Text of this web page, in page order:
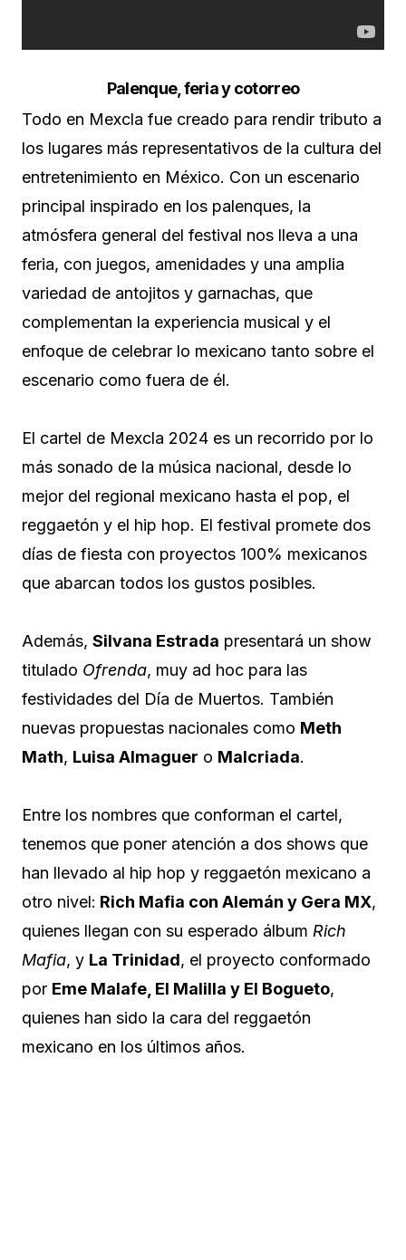
Palenque, feria y cotorreo
Todo en Mexcla fue creado para rendir tributo a
los lugares más representativos de la cultura del
entretenimiento en México. Con un escenario
principal inspirado en los palenques, la
atmósfera general del festival nos lleva a una
feria, con juegos, amenidades y una amplia
variedad de antojitos y garnachas, que
complementan la experiencia musical y el
enfoque de celebrar lo mexicano tanto sobre el
escenario como fuera de él.
El cartel de Mexcla 2024 es un recorrido por lo
más sonado de la música nacional, desde lo
mejor del regional mexicano hasta el pop, el
reggaetón y el hip hop. El festival promete dos
días de fiesta con proyectos 100% mexicanos
que abarcan todos los gustos posibles.
Además, Silvana Estrada presentará un show
titulado Ofrenda, muy ad hoc para las
festividades del Día de Muertos. También
nuevas propuestas nacionales como Meth
Math, Luisa Almaguer o Malcriada.
Entre los nombres que conforman el cartel,
tenemos que poner atención a dos shows que
han llevado al hip hop y reggaetón mexicano a
otro nivel: Rich Mafia con Alemán y Gera MX,
quienes llegan con su esperado álbum Rich
Mafia, y La Trinidad, el proyecto conformado
por Eme Malafe, El Malilla y El Bogueto,
quienes han sido la cara del reggaetón
mexicano en los últimos años.